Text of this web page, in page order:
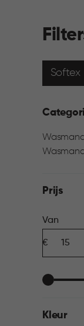
Softex
Prijs
Van
Kleur